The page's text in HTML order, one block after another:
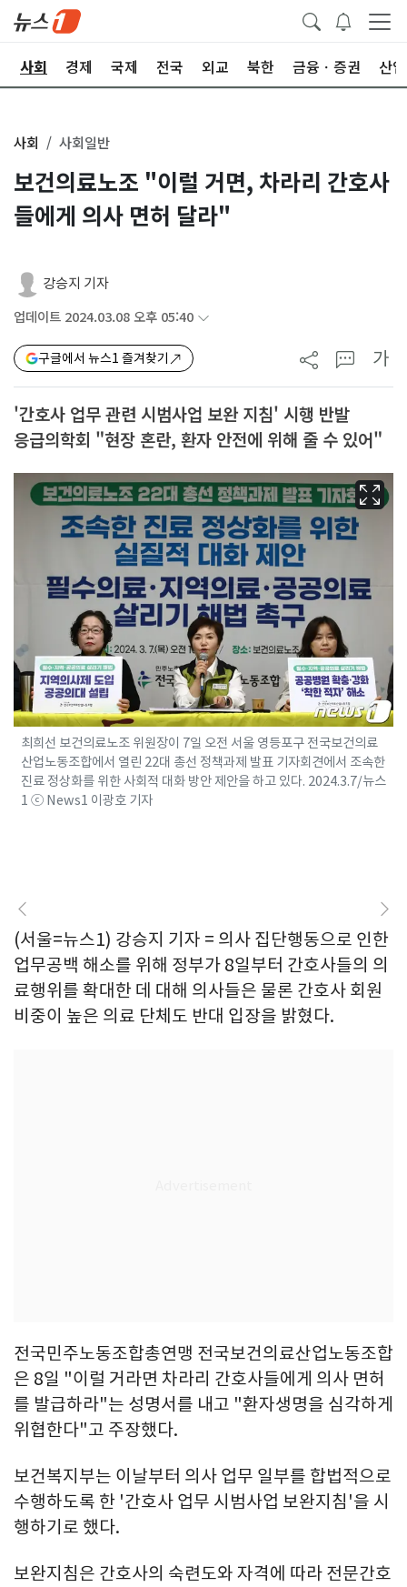
사회 경제 국제 전국 외교 북한 금융ㆍ증권 산업
사회 사회일반
보건의료노조 "이럴 거면, 차라리 간호사
들에게 의사 면허 달라"
강승지 기자
업데이트 2024.03.08 오후 05:40
구글에서 뉴스1 즐겨찾기 가
'간호사 업무 관련 시범사업 보완 지침' 시행 반발
응급의학회 "현장 혼란, 환자 안전에 위해 줄 수 있어"
최희선 보건의료노조 위원장이 7일 오전 서울 영등포구 전국보건의료
산업노동조합에서 열린 22대 총선 정책과제 발표 기자회견에서 조속한
진료 정상화를 위한 사회적 대화 방안 제안을 하고 있다. 2024.3.7/뉴스
1 ⓒ News1 이광호 기자
(서울=뉴스1) 강승지 기자 = 의사 집단행동으로 인한
업무공백 해소를 위해 정부가 8일부터 간호사들의 의
료행위를 확대한 데 대해 의사들은 물론 간호사 회원
비중이 높은 의료 단체도 반대 입장을 밝혔다.
전국민주노동조합총연맹 전국보건의료산업노동조합
은 8일 "이럴 거라면 차라리 간호사들에게 의사 면허
를 발급하라"는 성명서를 내고 "환자생명을 심각하게
위협한다"고 주장했다.
보건복지부는 이날부터 의사 업무 일부를 합법적으로
수행하도록 한 '간호사 업무 시범사업 보완지침'을 시
행하기로 했다.
보완지침은 간호사의 숙련도와 자격에 따라 전문간호